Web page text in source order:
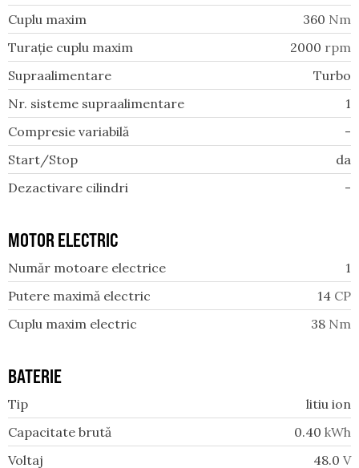
Cuplu maxim
360 Nm
Turație cuplu maxim
2000 rpm
Supraalimentare
Turbo
Nr. sisteme supraalimentare
1
Compresie variabilă
-
Start/Stop
da
Dezactivare cilindri
-
MOTOR ELECTRIC
Număr motoare electrice
1
Putere maximă electric
14 CP
Cuplu maxim electric
38 Nm
BATERIE
Tip
litiu ion
Capacitate brută
0.40 kWh
Voltaj
48.0 V